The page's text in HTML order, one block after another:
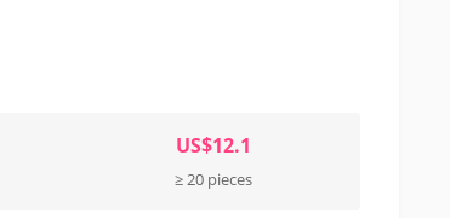
US$12.1
≥ 20 pieces